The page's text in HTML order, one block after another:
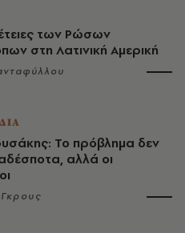
των Ρώσων
στη Λατινική Αμερική
Το πρόβλημα δεν
αδέσποτα, αλλά οι